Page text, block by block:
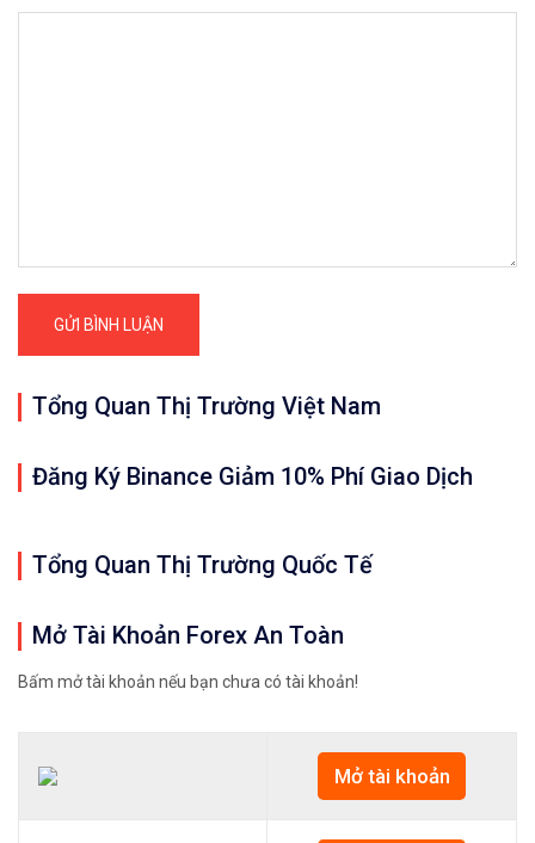
Tổng Quan Thị Trường Việt Nam
Đăng Ký Binance Giảm 10% Phí Giao Dịch
Tổng Quan Thị Trường Quốc Tế
Mở Tài Khoản Forex An Toàn
Bấm mở tài khoản nếu bạn chưa có tài khoản!
Mở tài khoản